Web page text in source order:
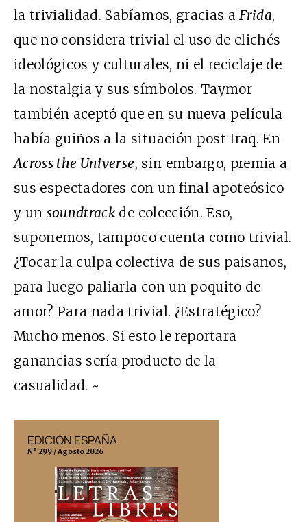
la trivialidad. Sabíamos, gracias aFrida,
que no considera trivial el uso de clichés
ideológicos y culturales, ni el reciclaje de
la nostalgia y sus símbolos. Taymor
también aceptó que en su nueva película
había guiños a la situación post Iraq. En
Across the Universe, sin embargo, premia a
sus espectadores con un final apoteósico
y un soundtrack de colección. Eso,
suponemos, tampoco cuenta como trivial.
¿Tocar la culpa colectiva de sus paisanos,
para luego paliarla con un poquito de
amor? Para nada trivial. ¿Estratégico?
Mucho menos. Si esto le reportara
ganancias sería producto de la
casualidad. ~
EDICIÓN ESPAÑA
N° 299 / Agosto 2026